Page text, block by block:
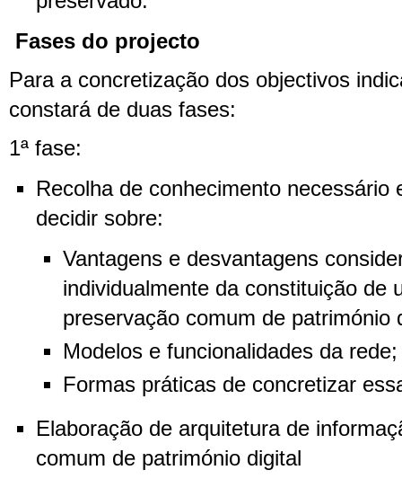
Fases do projecto
Para a concretização dos objectivos
constará de duas fases:
1ª fase:
Recolha de conhecimento necessário
decidir sobre:
Vantagens e desvantagens
individualmente da constituição de
preservação comum de património
Modelos e funcionalidades da rede;
Formas práticas de concretizar
Elaboração de arquitetura de
comum de património digital